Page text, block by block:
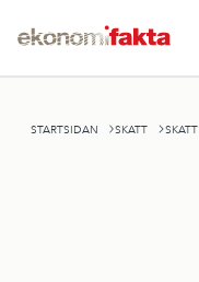
STARTSIDAN SKATT SKATT